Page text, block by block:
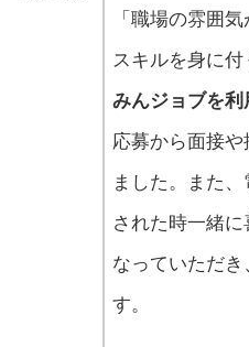
「職場の雰囲
スキルを身に付
みんジョブを利
応募から面接
ました。また
された時一緒
なっていただ
す。